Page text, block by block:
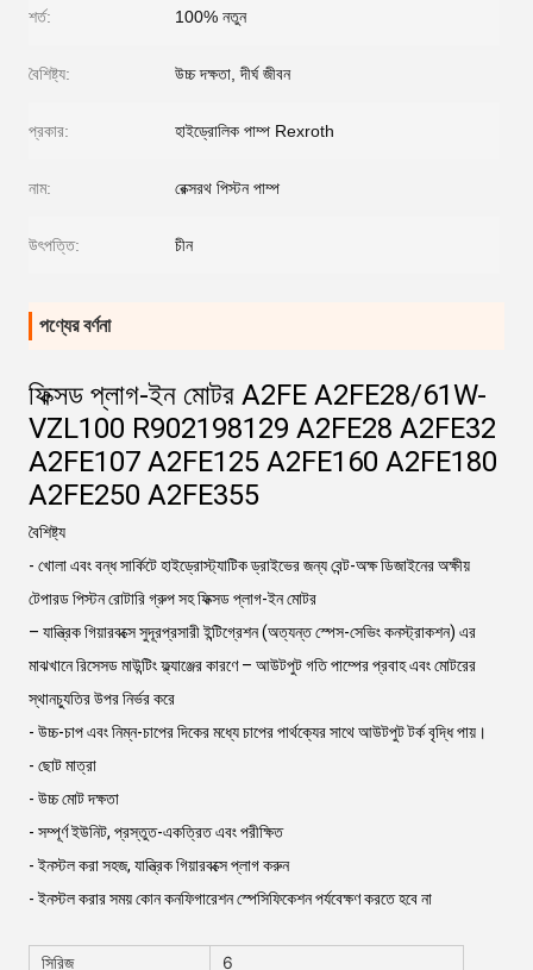
শর্ত: 100% নতুন
বৈশিষ্ট্য: উচ্চ দক্ষতা, দীর্ঘ জীবন
প্রকার: হাইড্রোলিক পাম্প Rexroth
নাম: রেক্সরথ পিস্টন পাম্প
উৎপত্তি: চীন
পণ্যের বর্ণনা
ফিক্সড প্লাগ-ইন মোটর A2FE A2FE28/61W-
VZL100 R902198129 A2FE28 A2FE32
A2FE107 A2FE125 A2FE160 A2FE180
A2FE250 A2FE355
বৈশিষ্ট্য
- খোলা এবং বন্ধ সার্কিটে হাইড্রোস্ট্যাটিক ড্রাইভের জন্য বেন্ট-অক্ষ ডিজাইনের অক্ষীয়
টেপারড পিস্টন রোটারি গ্রুপ সহ ফিক্সড প্লাগ-ইন মোটর
– যান্ত্রিক গিয়ারবক্সে সুদূরপ্রসারী ইন্টিগ্রেশন (অত্যন্ত স্পেস-সেভিং কনস্ট্রাকশন) এর
মাঝখানে রিসেসড মাউন্টিং ফ্ল্যাঞ্জের কারণে – আউটপুট গতি পাম্পের প্রবাহ এবং মোটরের
স্থানচ্যুতির উপর নির্ভর করে
- উচ্চ-চাপ এবং নিম্ন-চাপের দিকের মধ্যে চাপের পার্থক্যের সাথে আউটপুট টর্ক বৃদ্ধি পায়।
- ছোট মাত্রা
- উচ্চ মোট দক্ষতা
- সম্পূর্ণ ইউনিট, প্রস্তুত-একত্রিত এবং পরীক্ষিত
- ইনস্টল করা সহজ, যান্ত্রিক গিয়ারবক্সে প্লাগ করুন
- ইনস্টল করার সময় কোন কনফিগারেশন স্পেসিফিকেশন পর্যবেক্ষণ করতে হবে না
সিরিজ 6